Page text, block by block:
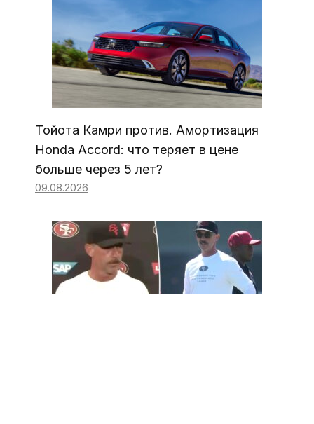
Тойота Камри против. Амортизация
Honda Accord: что теряет в цене
больше через 5 лет?
09.08.2026